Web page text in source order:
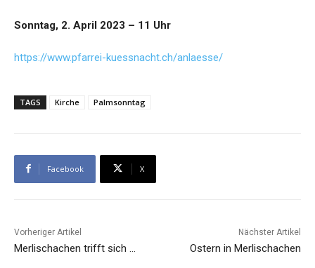
Sonntag, 2. April 2023 – 11 Uhr
https://www.pfarrei-kuessnacht.ch/anlaesse/
TAGS Kirche Palmsonntag
Facebook X
Vorheriger Artikel
Merlischachen trifft sich …
Nächster Artikel
Ostern in Merlischachen